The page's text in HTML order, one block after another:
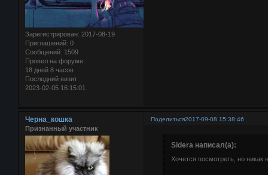
Зарегистрирован: 2017-08-19
Приглашений: 0
Сообщений: 1509
Провел на форуме:
18 дней 8 часов
Последний визит:
2023-02-05 16:15:01
Поделиться2017-09-08 15:38:46
Черна_кошка
Признанный участник
Sidera написал(а):
Хочется посмотреть, но